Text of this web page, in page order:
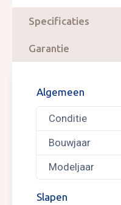
Specificaties
Garantie
Algemeen
Conditie
Bouwjaar
Modeljaar
Slapen